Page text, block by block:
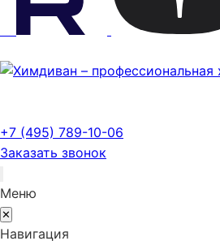
+7 (495) 789-10-06
Заказать звонок
Меню
✕
Навигация